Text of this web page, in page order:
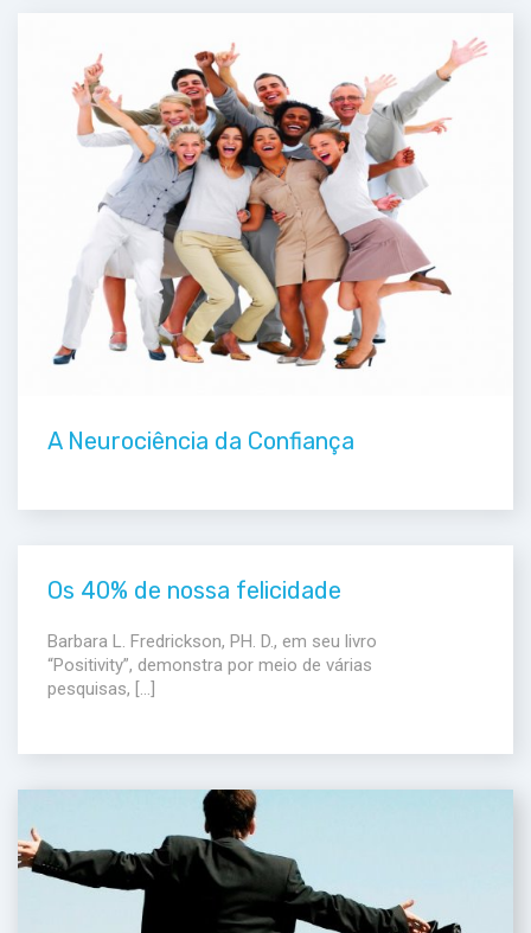
A Neurociência da Confiança
Os 40% de nossa felicidade
Barbara L. Fredrickson, PH. D., em seu livro
“Positivity”, demonstra por meio de várias
pesquisas, […]